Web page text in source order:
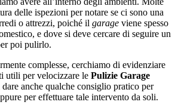
delle ispezioni per notare se ci sono una
o attrezzi, poiché il garage viene spesso
e dove si deve cercare di seguire un
poi pulirlo.
complesse, cerchiamo di evidenziare
utili per velocizzare le Pulizie Garage
dare anche qualche consiglio pratico per
per effettuare tale intervento da soli.